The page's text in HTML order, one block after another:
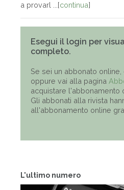
L'ultimo numero
a provarl ...[continua]
Esegui il login per
completo.
Se sei un abbonato online,
oppure vai alla pagina
acquistare l'abbonamento
Gli abbonati alla rivista
all'abbonamento online